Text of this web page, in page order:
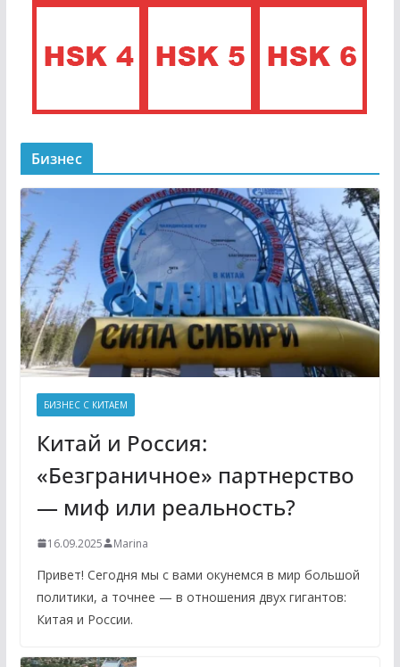
Бизнес
БИЗНЕС С КИТАЕМ
Китай и Россия:
«Безграничное» партнерство
— миф или реальность?
16.09.2025 Marina
Привет! Сегодня мы с вами окунемся в мир большой
политики, а точнее — в отношения двух гигантов:
Китая и России.